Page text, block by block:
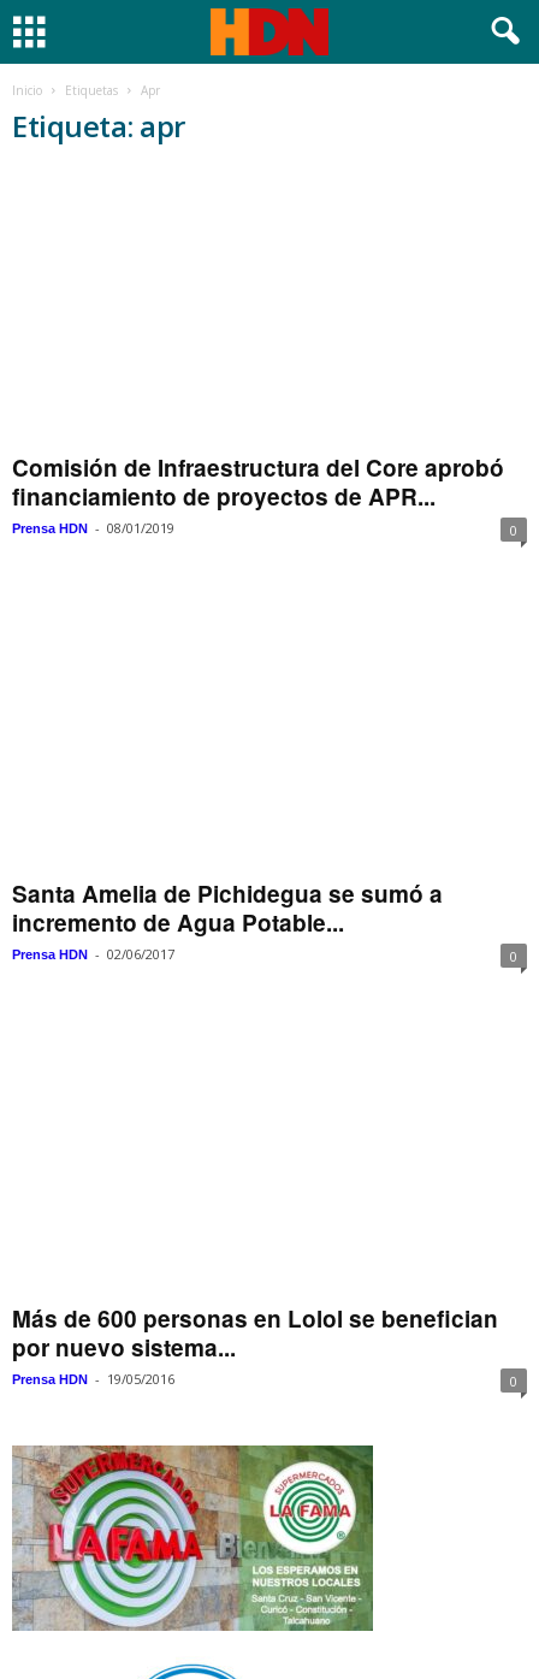
Inicio Etiquetas Apr
Etiqueta: apr
Comisión de Infraestructura del Core aprobó
financiamiento de proyectos de APR...
Prensa HDN - 08/01/2019 0
Santa Amelia de Pichidegua se sumó a
incremento de Agua Potable...
Prensa HDN - 02/06/2017 0
Más de 600 personas en Lolol se benefician
por nuevo sistema...
Prensa HDN - 19/05/2016 0